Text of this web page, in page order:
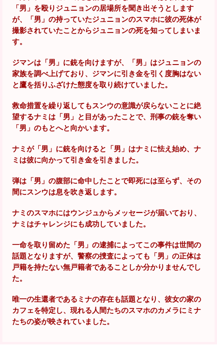
「男」を殴りジュニョンの居場所を聞き出そうとします
が、「男」の持っていたジュニョンのスマホに彼の死体が
撮影されていたことからジュニョンの死を知ってしまいま
す。
ジマンは「男」に銃を向けますが、「男」はジュニョンの
家族を調べ上げており、ジマンに引き金を引く度胸はない
と鷹を括りふざけた態度を取り続けていました。
救命措置を繰り返してもスンウの意識が戻らないことに絶
望するナミは「男」と目があったことで、刑事の銃を奪い
「男」のもとへと向かいます。
ナミが「男」に銃を向けると「男」はナミに怯え始め、ナ
ミは彼に向かって引き金を引きました。
弾は「男」の腹部に命中したことで即死には至らず、その
間にスンウは息を吹き返します。
ナミのスマホにはウンジュからメッセージが届いており、
ナミはチャレンジにも成功していました。
一命を取り留めた「男」の逮捕によってこの事件は世間の
話題となりますが、警察の捜査によっても「男」の正体は
戸籍を持たない無戸籍者であることしか分かりませんでし
た。
唯一の生還者であるミナの存在も話題となり、彼女の家の
カフェを特定し、現れる人間たちのスマホのカメラにミナ
たちの姿が映されていました。